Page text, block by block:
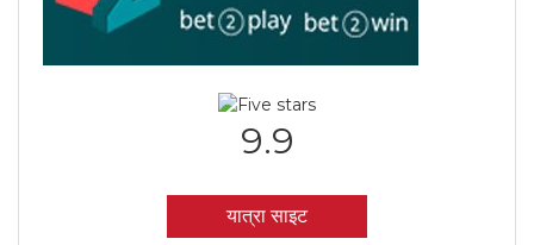
9.9
यात्रा साइट